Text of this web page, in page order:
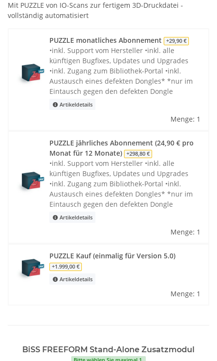
Mit PUZZLE von IO-Scans zur fertigem 3D-Druckdatei -
vollständig automatisiert
PUZZLE monatliches Abonnement +29,90 €
•inkl. Support vom Hersteller •inkl. alle
künftigen Bugfixes, Updates und Upgrades
•inkl. Zugang zum Bibliothek-Portal •inkl.
Austausch eines defekten Dongles* *nur im
Eintausch gegen den defekten Dongle
Artikeldetails
Menge: 1
PUZZLE jährliches Abonnement (24,90 € pro
Monat für 12 Monate)
+298,80 €
•inkl. Support vom Hersteller •inkl. alle
künftigen Bugfixes, Updates und Upgrades
•inkl. Zugang zum Bibliothek-Portal •inkl.
Austausch eines defekten Dongles* *nur im
Eintausch gegen den defekten Dongle
Artikeldetails
Menge: 1
PUZZLE Kauf (einmalig für Version 5.0)
+1.999,00 €
Artikeldetails
Menge: 1
BiSS FREEFORM Stand-Alone Zusatzmodul